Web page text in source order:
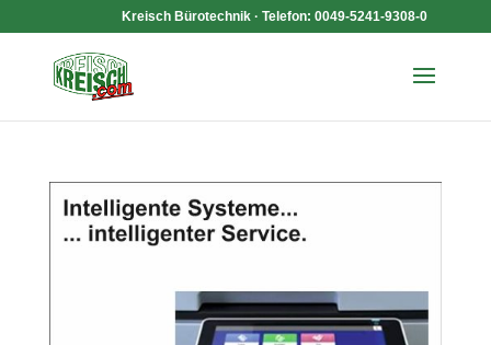
Kreisch Bürotechnik · Telefon: 0049-5241-9308-0